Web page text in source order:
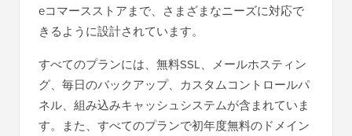
eコマースストアまで、さまざまなニーズに対応で
きるように設計されています。
すべてのプランには、無料SSL、メールホスティン
グ、毎日のバックアップ、カスタムコントロールパ
ネル、組み込みキャッシュシステムが含まれていま
す。また、すべてのプランで初年度無料のドメイン